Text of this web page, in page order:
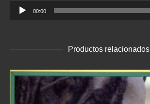
Reproductor
00:00
Productos relacionados